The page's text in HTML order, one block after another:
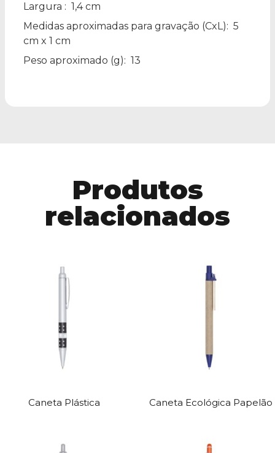
Largura : 1,4 cm
Medidas aproximadas para gravação (CxL): 5
cm x 1 cm
Peso aproximado (g): 13
Produtos
relacionados
Caneta Plástica Caneta Ecológica Papelão